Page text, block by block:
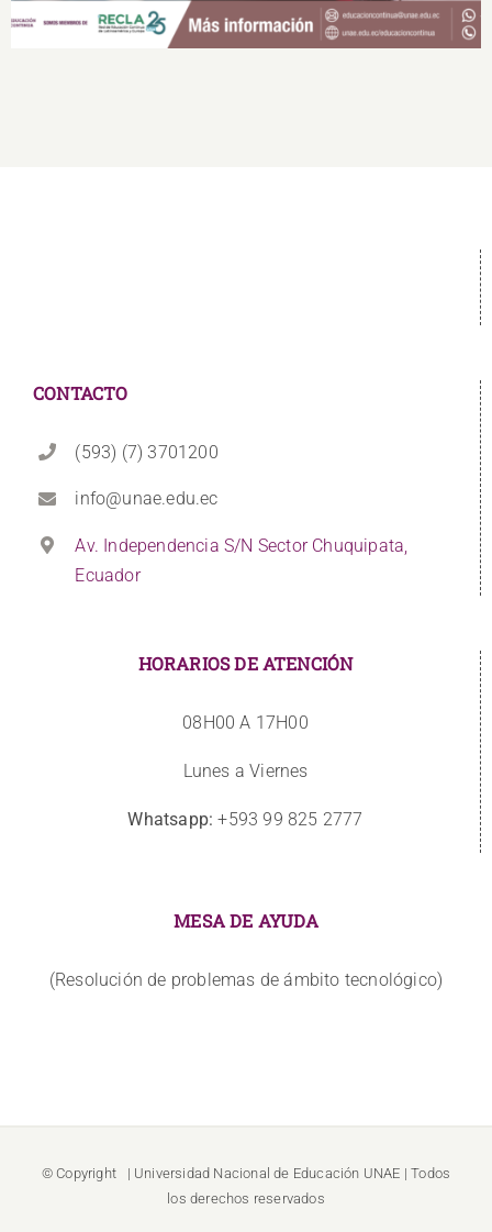
CONTACTO
(593) (7) 3701200
info@unae.edu.ec
Av. Independencia S/N Sector Chuquipata,
Ecuador
HORARIOS DE ATENCIÓN
08H00 A 17H00
Lunes a Viernes
Whatsapp: +593 99 825 2777
MESA DE AYUDA
(Resolución de problemas de ámbito tecnológico)
© Copyright | Universidad Nacional de Educación UNAE | Todos
los derechos reservados